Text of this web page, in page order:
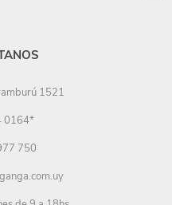
1521
0164*
750